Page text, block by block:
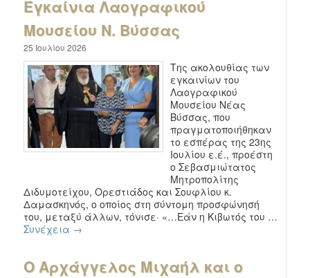
Εγκαίνια Λαογραφικού
Μουσείου Ν. Βύσσας
25 Ιουλίου 2026
Της ακολουθίας των
εγκαινίων του
Λαογραφικού
Μουσείου Νέας
Βύσσας, που
πραγματοποιήθηκαν
το εσπέρας της 23ης
Ιουλίου ε.έ., προέστη
ο Σεβασμιώτατος
Μητροπολίτης
Διδυμοτείχου, Ορεστιάδος και Σουφλίου κ.
Δαμασκηνός, ο οποίος στη σύντομη προσφώνησή
του, μεταξύ άλλων, τόνισε· «…Εάν η Κιβωτός του …
Συνέχεια →
Ο Αρχάγγελος Μιχαήλ και ο